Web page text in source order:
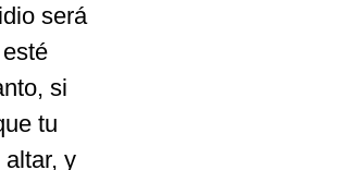
será
si
tu
y